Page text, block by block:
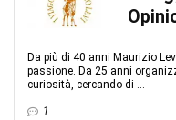
Da più di 40 anni Maurizio
passione. Da 25 anni
curiosità, cercando di ...
1